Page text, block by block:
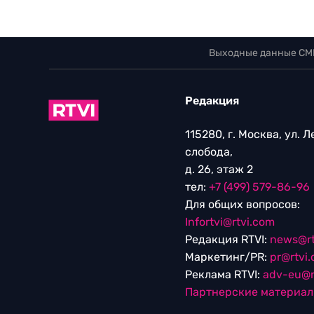
Выходные данные
Редакция
115280, г. Москва, ул.
слобода,
д. 26, этаж 2
тел: +7 (499) 579-86-96
Для общих вопросов:
Infortvi@rtvi.com
Редакция RTVI:
Маркетинг/PR:
Реклама RTVI: adv-
Партнерские